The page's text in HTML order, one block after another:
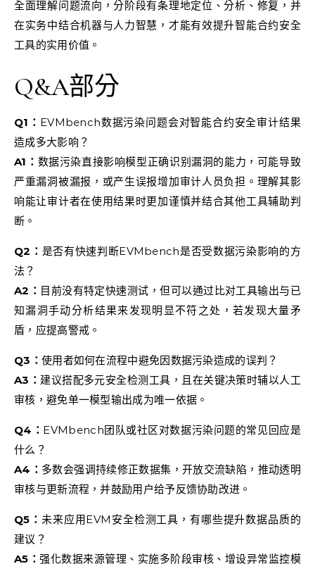
全面理解问题流向，分阶段有条理地定位、分析、修复，并
在实务中结合机器与人力智慧，才能有效提升智能合约安全
工具的实用价值。
Q&A部分
Q1： EVMbench数据污染问题会对智能合约安全审计结果
造成多大影响？
A1： 数据污染直接影响模型正确识别漏洞的能力，可能导致
严重漏洞被漏报，或产生误报增加审计人员负担。理解其影
响能让审计者在使用结果时更加谨慎并结合其他工具辅助判
断。
Q2： 是否有快速判断EVMbench是否受数据污染影响的方
法？
A2： 目前没有特定快速测试，但可以通过比对工具输出与已
知漏洞手动分析结果来发现明显不符之处，若发现大量矛
盾，应提高警戒。
Q3： 使用者如何在流程中避免因数据污染造成的误判？
A3： 建议搭配多元安全检测工具，且在关键决策时辅以人工
审核，避免单一模型输出成为唯一依据。
Q4： EVMbench团队或社区对数据污染问题的常见回应是
什么？
A4： 多数会强调持续修正数据集，开放交流缺陷，推动透明
审核与更新流程，并鼓励用户给予反馈协助改进。
Q5： 未来应用EVM安全检测工具，有哪些提升数据品质的
建议？
A5：强化数据来源管理、实施多阶段审核、增设异常监控模